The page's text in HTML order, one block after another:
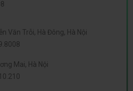
Văn Trỗi, Hà Đông, Hà Nội
Mai, Hà Nội